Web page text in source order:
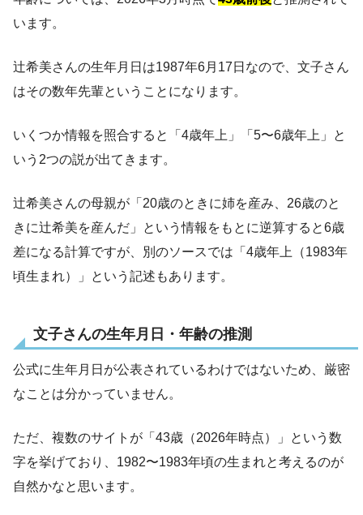
います。
辻希美さんの生年月日は1987年6月17日なので、文子さん
はその数年先輩ということになります。
いくつか情報を照合すると「4歳年上」「5〜6歳年上」と
いう2つの説が出てきます。
辻希美さんの母親が「20歳のときに姉を産み、26歳のと
きに辻希美を産んだ」という情報をもとに逆算すると6歳
差になる計算ですが、別のソースでは「4歳年上（1983年
頃生まれ）」という記述もあります。
文子さんの生年月日・年齢の推測
公式に生年月日が公表されているわけではないため、厳密
なことは分かっていません。
ただ、複数のサイトが「43歳（2026年時点）」という数
字を挙げており、1982〜1983年頃の生まれと考えるのが
自然かなと思います。